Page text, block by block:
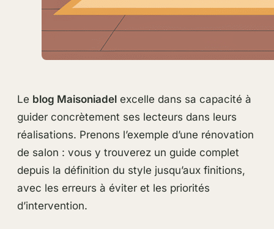
Le blog Maisoniadelexcelle dans sa capacité à
guider concrètement ses lecteurs dans leurs
réalisations. Prenons l’exemple d’une rénovation
de salon : vous y trouverez un guide complet
depuis la définition du style jusqu’aux finitions,
avec les erreurs à éviter et les priorités
d’intervention.